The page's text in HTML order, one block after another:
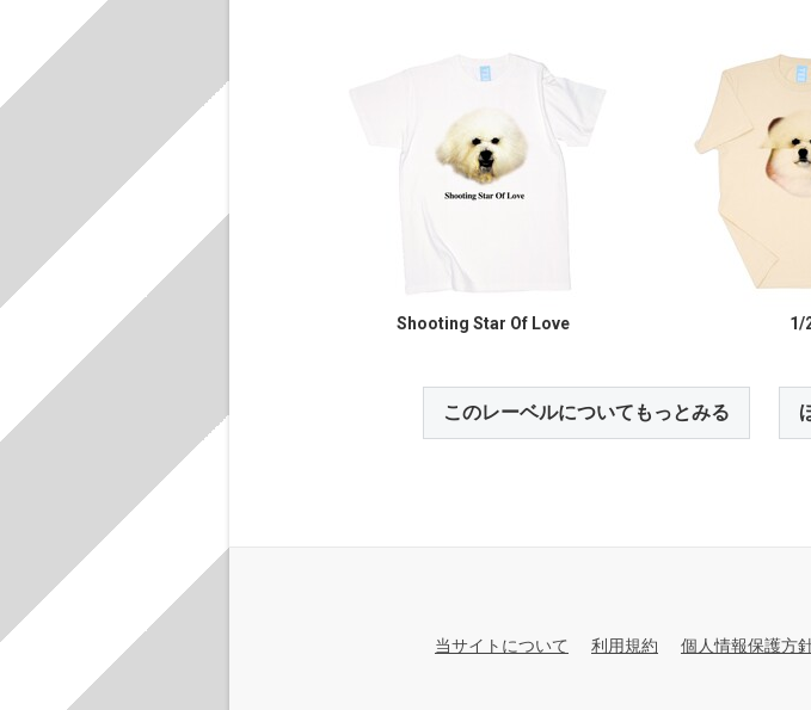
Shooting Star Of Love 1/
このレーベルについてもっとみる
当サイトについて 利用規約 個人情報保護方